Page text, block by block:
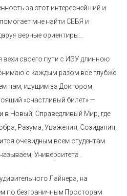
за этот интереснейший и
мне найти СЕБЯ и
верные ориентиры…
своего пути с ИЭУ длинною
с каждым разом все глубже
нам, идущим за Доктором,
«счастливый билет» —
в Новый, Справедливый Мир, где
Разума, Уважения, Созидания,
очевидным всем студентам
Университета .
Лайнера, на
по безграничным Просторам